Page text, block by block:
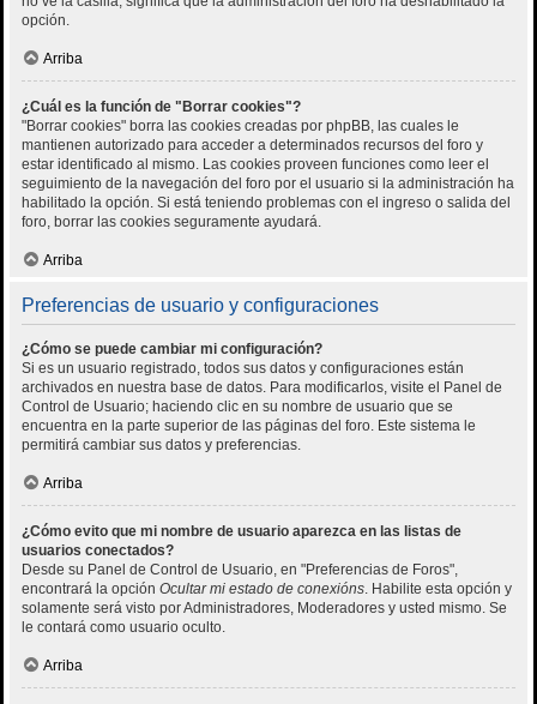
opción.
Arriba
¿Cuál es la función de "Borrar cookies"?
"Borrar cookies" borra las cookies creadas por phpBB, las cuales le
mantienen autorizado para acceder a determinados recursos del foro y
estar identificado al mismo. Las cookies proveen funciones como leer el
seguimiento de la navegación del foro por el usuario si la administración ha
habilitado la opción. Si está teniendo problemas con el ingreso o salida del
foro, borrar las cookies seguramente ayudará.
Arriba
Preferencias de usuario y configuraciones
¿Cómo se puede cambiar mi configuración?
Si es un usuario registrado, todos sus datos y configuraciones están
archivados en nuestra base de datos. Para modificarlos, visite el Panel de
Control de Usuario; haciendo clic en su nombre de usuario que se
encuentra en la parte superior de las páginas del foro. Este sistema le
permitirá cambiar sus datos y preferencias.
Arriba
¿Cómo evito que mi nombre de usuario aparezca en las listas de
usuarios conectados?
Desde su Panel de Control de Usuario, en "Preferencias de Foros",
encontrará la opción Ocultar mi estado de conexións. Habilite esta opción y
solamente será visto por Administradores, Moderadores y usted mismo. Se
le contará como usuario oculto.
Arriba